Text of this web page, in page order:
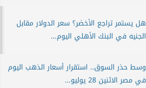
هل يستمر تراجع الأخضر؟ سعر الدولار مقابل
الجنيه في البنك الأهلي اليوم...
وسط حذر السوق.. استقرار أسعار الذهب اليوم
في مصر الاثنين 28 يوليو...